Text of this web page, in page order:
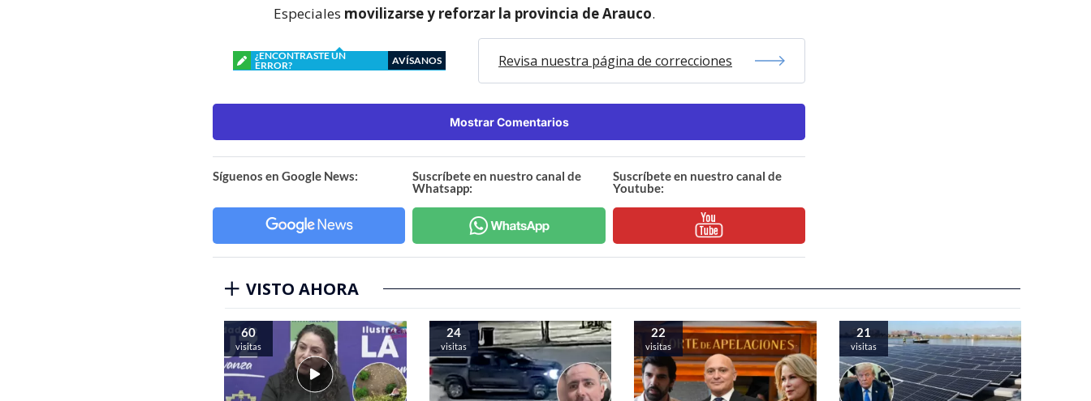
Especiales movilizarse y reforzar la provincia de Arauco.
¿ENCONTRASTE UN
ERROR?
AVÍSANOS Revisa nuestra página de correcciones
Mostrar Comentarios
Síguenos en Google News:
Suscríbete en nuestro canal de
Whatsapp:
Suscríbete en nuestro canal de
Youtube:
VISTO AHORA
60
visitas
24
visitas
22
visitas
21
visitas